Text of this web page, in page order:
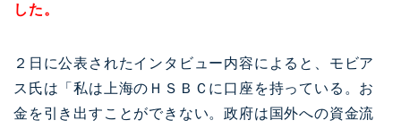
した。
２日に公表されたインタビュー内容によると、モビア
ス氏は「私は上海のＨＳＢＣに口座を持っている。お
金を引き出すことができない。政府は国外への資金流